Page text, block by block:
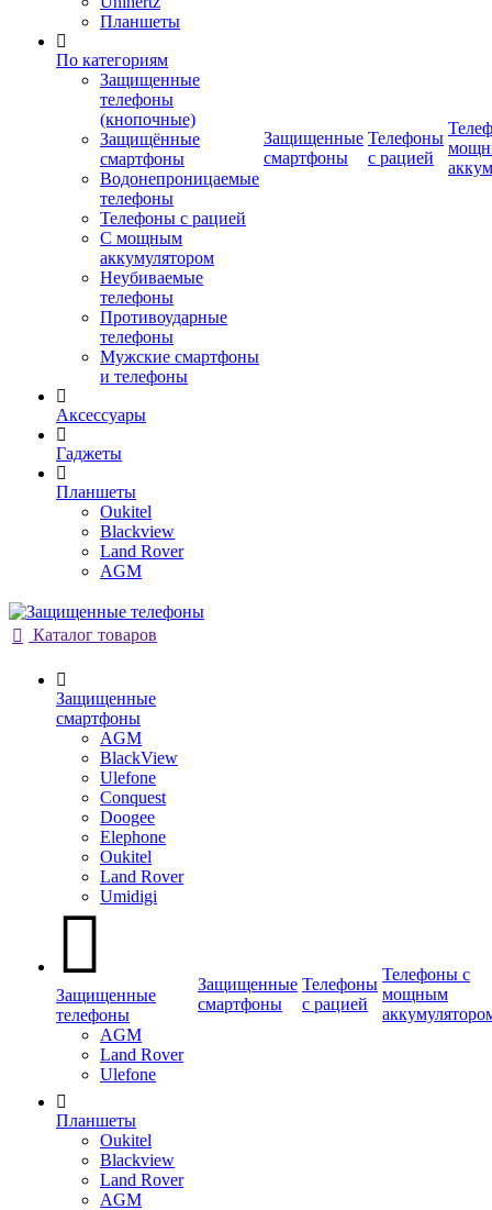
Планшеты
По категориям
Защищенные
телефоны
(кнопочные)
Защищённые
смартфоны
Водонепроницаемые
телефоны
Телефоны с рацией
С мощным
аккумулятором
Неубиваемые
телефоны
Противоударные
телефоны
Мужские смартфоны
и телефоны
Аксессуары
Гаджеты
Планшеты
Oukitel
Blackview
Land Rover
AGM
Защищенные
смартфоны
Телефоны
с рацией
Каталог товаров
Защищенные
смартфоны
AGM
BlackView
Ulefone
Conquest
Doogee
Elephone
Oukitel
Land Rover
Umidigi
Защищенные
телефоны
AGM
Land Rover
Ulefone
Планшеты
Oukitel
Blackview
Land Rover
AGM
Защищенные
смартфоны
Телефоны
с рацией
Телефоны с
мощным